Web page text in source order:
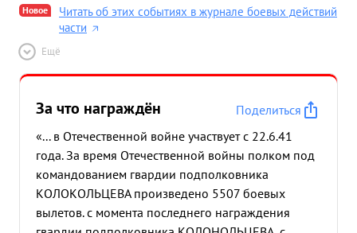
Новое
Читать об этих событиях в журнале боевых действий
части
Ещё
За что награждён
Поделиться
«... в Отечественной войне участвует с 22.6.41
года. За время Отечественной войны полком под
командованием гвардии подполковника
КОЛОКОЛЬЦЕВА произведено 5507 боевых
вылетов. с момента последнего награждения